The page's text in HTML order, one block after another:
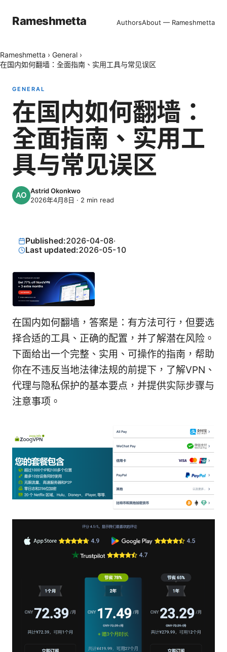
Rameshmetta AuthorsAbout — Rameshmetta
Rameshmetta › General ›
在国内如何翻墙：全面指南、实用工具与常见误区
GENERAL
在国内如何翻墙：
全面指南、实用工
具与常见误区
Astrid Okonkwo
2026年4月8日 · 2 min read
Published:2026-04-08·
Last updated:2026-05-10
在国内如何翻墙，答案是：有方法可行，但要选
择合适的工具、正确的配置，并了解潜在风险。
下面给出一个完整、实用、可操作的指南，帮助
你在不违反当地法律法规的前提下，了解VPN、
代理与隐私保护的基本要点，并提供实际步骤与
注意事项。